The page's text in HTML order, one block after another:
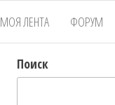
МОЯ ЛЕНТА ФОРУМ
Поиск